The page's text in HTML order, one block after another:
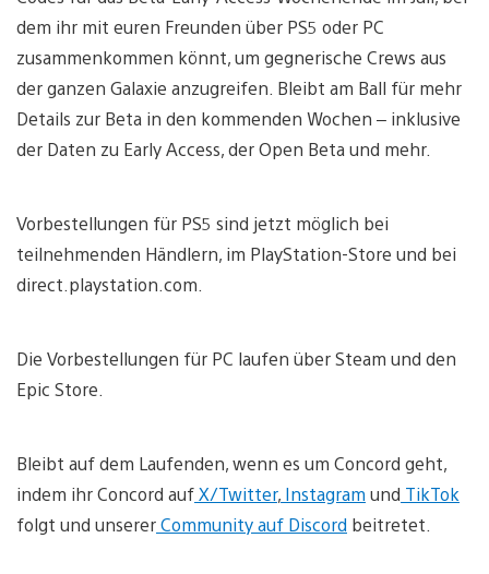
dem ihr mit euren Freunden über PS5 oder PC
zusammenkommen könnt, um gegnerische Crews aus
der ganzen Galaxie anzugreifen. Bleibt am Ball für mehr
Details zur Beta in den kommenden Wochen – inklusive
der Daten zu Early Access, der Open Beta und mehr.
Vorbestellungen für PS5 sind jetzt möglich bei
teilnehmenden Händlern, im PlayStation-Store und bei
direct.playstation.com.
Die Vorbestellungen für PC laufen über Steam und den
Epic Store.
Bleibt auf dem Laufenden, wenn es um Concord geht,
indem ihr Concord aufX/Twitter, Instagram und TikTok
folgt und unsererCommunity auf Discord beitretet.